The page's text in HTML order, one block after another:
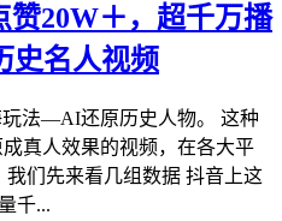
赞20W＋，超千万播
史名人视频
法—AI还原历史人物。 这种
真人效果的视频，在各大平
们先来看几组数据 抖音上这
千...